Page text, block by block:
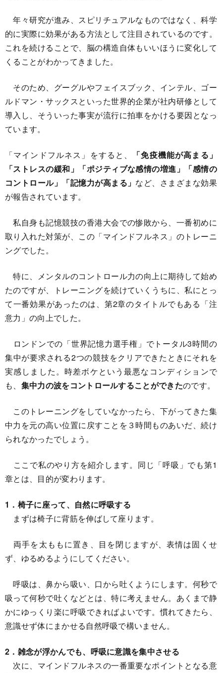
年々研究が進み、スピリチュアルなものではなく、科学
的に実際に効果がある方法として注目されているのです。
これを続けることで、脳の構造自体もいいほうに変化して
くることがわかってきました。
そのため、グーグルやフェイスブック、インテル、ゴー
ルドマン・サックスといった世界的企業が社内研修として
導入し、そういった事実が流行に拍車をかける要因となっ
ています。
「マインドフルネス」をすると、
「免疫機能が高まる」
「ストレスの緩和」「ポジティブな感情の増進」「感情の
コントロール」「記憶力が高まる」 など、さまざまな効果
が報告されています。
私自身も記憶競技の香港大会での惨敗から、一番初めに
取り入れた対策が、この「マインドフルネス」のトレーニ
ングでした。
特に、メンタルのコントロール力の向上に期待して始め
たのですが、トレーニングを続けていくうちに、私にとっ
て一番効果があったのは、第2章のタイトルでもある「注
意力」の向上でした。
ロンドンでの「世界記憶力選手権」でトータル3時間の
集中が要求される2つの競技をクリアできたときにそれを
実感しました。時差ボケという最悪なコンディションで
も、 集中力の波をコントロールすることができたのです。
このトレーニングをしていなかったら、下がってきた集
中力を元の高い位置に戻すことを３時間ものあいだ、続け
られなかったでしょう。
ここで私のやり方を紹介します。同じ「呼吸」でも第1
章とは、目的が変わります。
1．椅子に座って、自然に呼吸する
まずは椅子に背筋を伸ばして座ります。
両手を太ももに置き、目を閉じますが、表情は固くせ
ず、ゆるめるようにしてください。
呼吸は、鼻から吸い、口から吐くようにします。何秒で
吸って何秒で吐くなどとは、特に考えません。あくまで静
かにゆっくり楽に呼吸できればよいです。慣れてきたら、
意識せず体にまかせる自然呼吸で構いません。
2．雑念が浮かんでも、呼吸に意識を集中させる
次に、マインドフルネスの一番重要なポイントとなる意